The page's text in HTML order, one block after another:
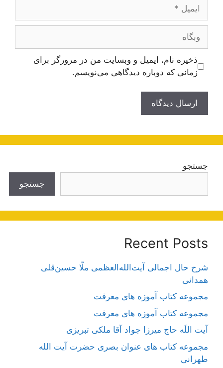
ایمیل
وبگاه
ذخیره نام، ایمیل و وبسایت من در مرورگر برای
زمانی که دوباره دیدگاهی می‌نویسم.
جستجو
جستجو
Recent Posts
شرح حال اجمالی آیت‌الله‌العظمی ملّا حسین‌قلی
همدانی
مجموعه کتاب آموزه های معرفت
مجموعه کتاب آموزه های معرفت
آیت اللَه حاج میرزا جواد آقا ملکی تبریزی
مجموعه کتاب های عنوان بصری حضرت آیت الله
طهرانی